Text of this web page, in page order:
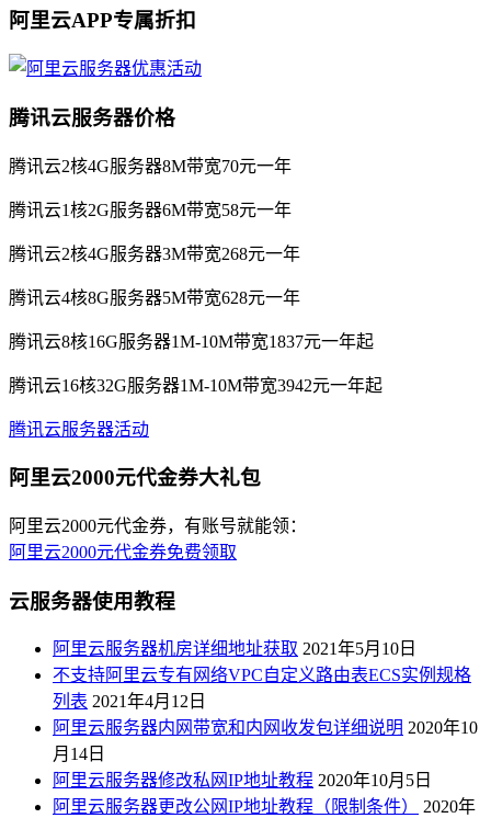
阿里云APP专属折扣
腾讯云服务器价格
腾讯云2核4G服务器8M带宽70元一年
腾讯云1核2G服务器6M带宽58元一年
腾讯云2核4G服务器3M带宽268元一年
腾讯云4核8G服务器5M带宽628元一年
腾讯云8核16G服务器1M-10M带宽1837元一年起
腾讯云16核32G服务器1M-10M带宽3942元一年起
腾讯云服务器活动
阿里云2000元代金券大礼包
阿里云2000元代金券，有账号就能领：
阿里云2000元代金券免费领取
云服务器使用教程
阿里云服务器机房详细地址获取 2021年5月10日
不支持阿里云专有网络VPC自定义路由表ECS实例规格
列表 2021年4月12日
阿里云服务器内网带宽和内网收发包详细说明 2020年10
月14日
阿里云服务器修改私网IP地址教程 2020年10月5日
阿里云服务器更改公网IP地址教程（限制条件）
2020年